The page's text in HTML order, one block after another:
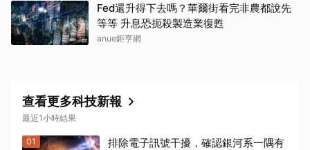
Fed還升得下去嗎？華爾街看完非農都說先
等等 升息恐扼殺製造業復甦
anue鉅亨網
查看更多科技新報
最近1小時結果
01
排除電子訊號干擾，確認銀河系一隅有